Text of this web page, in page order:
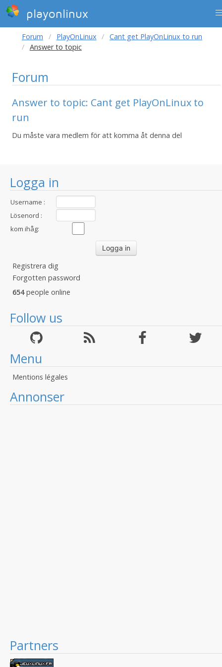
playonlinux
Logga in
Username :
Lösenord :
kom ihåg:
Registrera dig
Forgotten password
654people online
Follow us
Menu
Mentions légales
Annonser
Partners
Forum PlayOnLinux
Cant get PlayOnLinux to run
Answer to topic
Forum
Answer to topic: Cant get PlayOnLinux to
run
Du måste vara medlem för att komma åt denna del